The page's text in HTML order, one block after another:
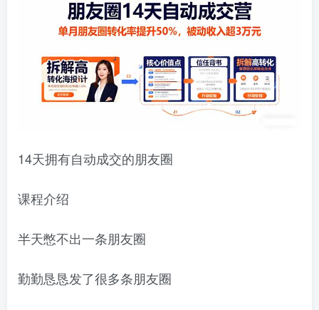
14天拥有自动成交的朋友圈
课程介绍
半天憋不出一条朋友圈
勤勤恳恳发了很多条朋友圈